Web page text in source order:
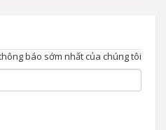
báo sớm nhất của chúng tôi